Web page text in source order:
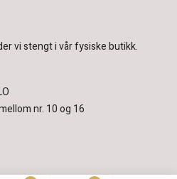
vi stengt i vår fysiske butikk.
nr. 10 og 16